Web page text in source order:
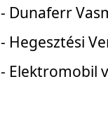
- Dunaferr
- Hegesztési
- Elektromobil